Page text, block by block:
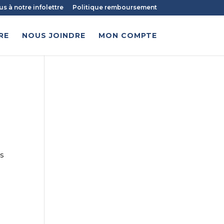
à notre infolettre Politique remboursement
NOUS JOINDRE MON COMPTE